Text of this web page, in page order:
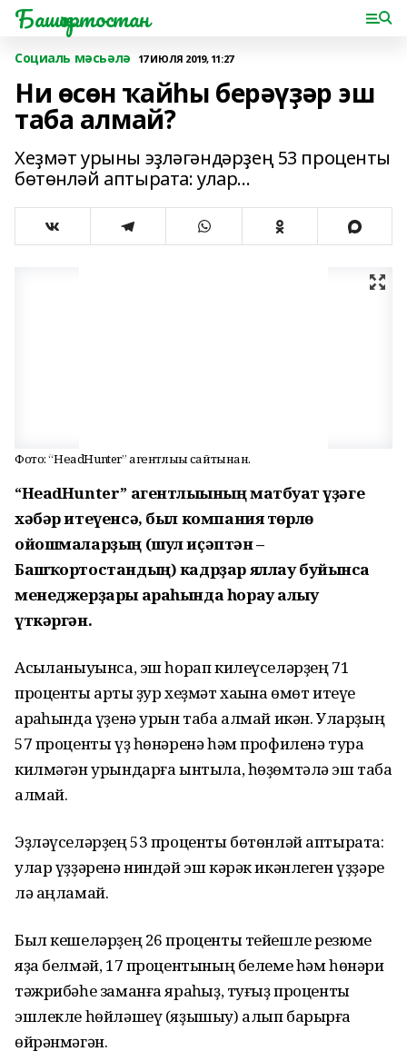
Башҡортостан
Социаль мәсьәлә 17 ИЮЛЯ 2019, 11:27
Ни өсөн ҡайһы берәүҙәр эш
таба алмай?
Хеҙмәт урыны эҙләгәндәрҙең 53 проценты
бөтөнләй аптырата: улар...
Фото: “НеаdHunter” агентлығы сайтынан.
“НеаdHunter” агентлығының матбуғат үҙәге
хәбәр итеүенсә, был компания төрлө
ойошмаларҙың (шул иҫәптән –
Башҡортостандың) кадрҙар яллау буйынса
менеджерҙары араһында һорау алыу
үткәргән.
Асыҡланыуынса, эш һорап килеүселәрҙең 71
проценты артыҡ ҙур хеҙмәт хаҡына өмөт итеүе
арҡаһында үҙенә урын таба алмай икән. Уларҙың
57 проценты үҙ һөнәренә һәм профиленә тура
килмәгән урындарға ынтыла, һөҙөмтәлә эш таба
алмай.
Эҙләүселәрҙең 53 проценты бөтөнләй аптырата:
улар үҙҙәренә ниндәй эш кәрәк икәнлеген үҙҙәре
лә аңламай.
Был кешеләрҙең 26 проценты тейешле резюме
яҙа белмәй, 17 процентының белеме һәм һөнәри
тәжрибәһе заманға яраҡһыҙ, туғыҙ проценты
эшлекле һөйләшеү (яҙышыу) алып барырға
өйрәнмәгән.